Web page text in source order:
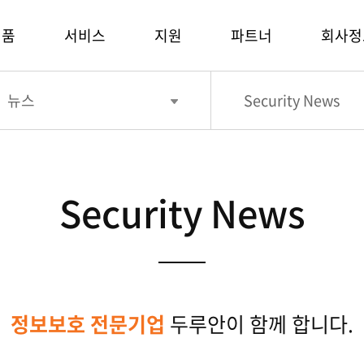
서비스 지원 파트너 회사
뉴스 Security News
Security News
정보보호 전문기업 두루안이 함께 합니다.